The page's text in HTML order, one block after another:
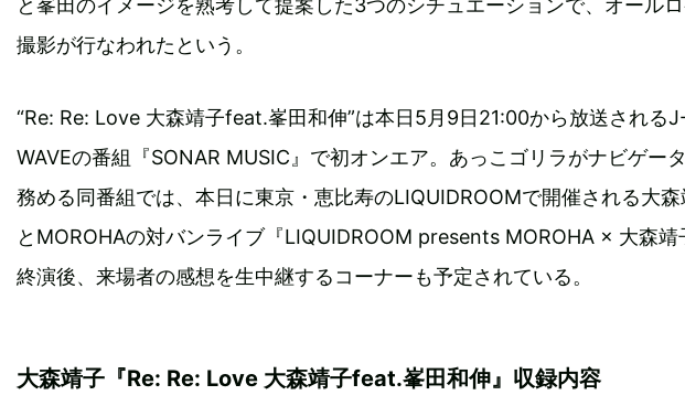
と峯田のイメージを熟考して提案した3つのシチュエーションで、オール
撮影が行なわれたという。
“Re: Re: Love 大森靖子feat.峯田和伸”は本日5月9日21:00から放送される
WAVEの番組『SONAR MUSIC』で初オンエア。あっこゴリラがナビゲー
務める同番組では、本日に東京・恵比寿のLIQUIDROOMで開催される大
とMOROHAの対バンライブ『LIQUIDROOM presents MOROHA × 大森靖
終演後、来場者の感想を生中継するコーナーも予定されている。
大森靖子『Re: Re: Love 大森靖子feat.峯田和伸』収録内容